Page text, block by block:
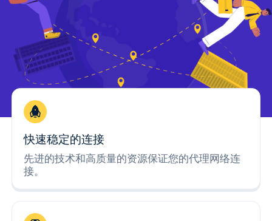
快速稳定的连接
先进的技术和高质量的资源保证您的代理网络连
接。